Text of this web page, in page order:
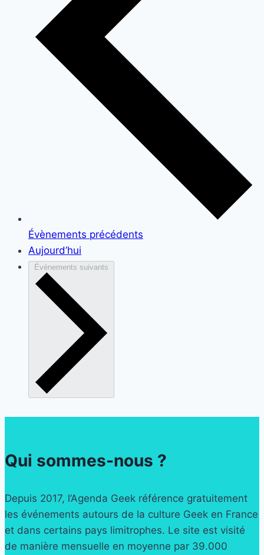
Évènements précédents
Aujourd’hui
Évènements suivants
Qui sommes-nous ?
Depuis 2017, l’Agenda Geek référence gratuitement
les événements autours de la culture Geek en France
et dans certains pays limitrophes. Le site est visité
de manière mensuelle en moyenne par 39.000